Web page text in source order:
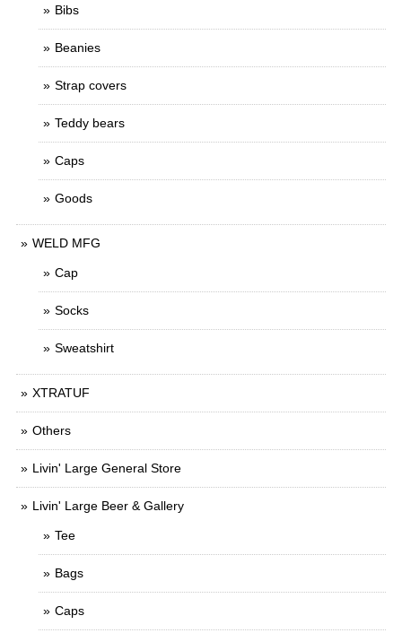
Bibs
Beanies
Strap covers
Teddy bears
Caps
Goods
WELD MFG
Cap
Socks
Sweatshirt
XTRATUF
Others
Livin' Large General Store
Livin' Large Beer & Gallery
Tee
Bags
Caps